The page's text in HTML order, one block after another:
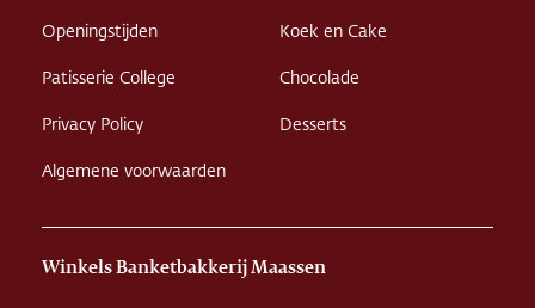
Openingstijden
Patisserie College
Privacy Policy
Algemene voorwaarden
Koek en Cake
Chocolade
Desserts
Winkels Banketbakkerij Maassen